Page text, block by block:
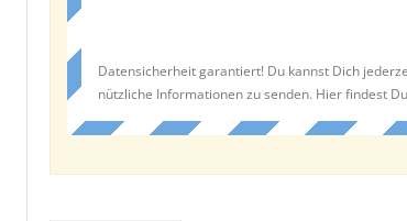
Datensicherheit garantiert! Du kannst Dich
nützliche Informationen zu senden. Hier findest